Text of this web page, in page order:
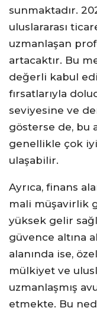
sunmaktadır.
uluslararası
uzmanlaşan
artacaktır. Bu
değerli kabul
fırsatlarıyla
seviyesine ve
gösterse de, bu
genellikle çok
ulaşabilir.
Ayrıca, finans
mali müşavirlik
yüksek gelir
güvence altına
alanında ise,
mülkiyet ve
uzmanlaşmış
etmekte. Bu